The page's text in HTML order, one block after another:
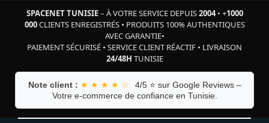
SPACENET TUNISIE– À VOTRE SERVICE DEPUIS2004• +1000
000CLIENTS ENREGISTRÉS• PRODUITS 100% AUTHENTIQUES
AVEC GARANTIE•
PAIEMENT SÉCURISÉ • SERVICE CLIENT RÉACTIF • LIVRAISON
24/48H TUNISIE
Note client : ★ ★ ★ ★ ☆
4/5 ⭐ sur Google Reviews –
Votre e-commerce de confiance en Tunisie.